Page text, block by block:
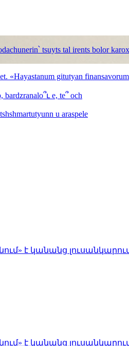
tsuyts tal irents bolor
«Hayastanum gitutyan
e, te՞ och
u araspele
է կանանց
է կանանց